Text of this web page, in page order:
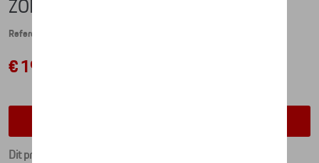
ZONNEBRIL P´8565 ZWART
Referentie: WAP0785650JA63
€ 198,28
Dit product is momenteel niet op stock